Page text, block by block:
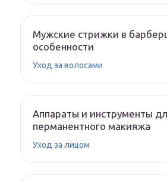
Мужские стрижки в
особенности
Уход за волосами
Аппараты и инструменты
перманентного макияжа
Уход за лицом